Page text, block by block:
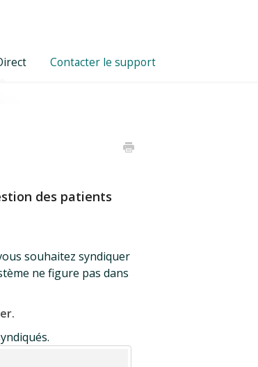
Contacter le support
des patients
souhaitez syndiquer
ne figure pas dans